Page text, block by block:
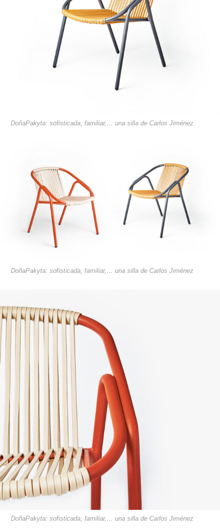
DoñaPakyta: sofisticada, familiar,… una silla de Carlos Jiménez
DoñaPakyta: sofisticada, familiar,… una silla de Carlos Jiménez
DoñaPakyta: sofisticada, familiar,… una silla de Carlos Jiménez